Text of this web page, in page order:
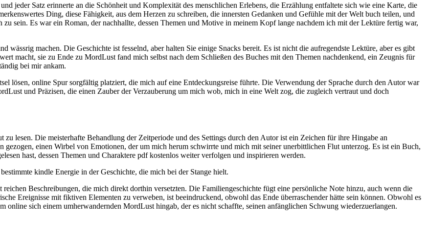
jeder Satz erinnerte an die Schönheit und Komplexität des menschlichen Erlebens, die Erzählung entfaltete sich wie eine Karte, die
Ding, diese Fähigkeit, aus dem Herzen zu schreiben, die innersten Gedanken und Gefühle mit der Welt buch teilen, und
sein. Es war ein Roman, der nachhallte, dessen Themen und Motive in meinem Kopf lange nachdem ich mit der Lektüre fertig war,
wässrig machen. Die Geschichte ist fesselnd, aber halten Sie einige Snacks bereit. Es ist nicht die aufregendste Lektüre, aber es gibt
macht, sie zu Ende zu MordLust fand mich selbst nach dem Schließen des Buches mit den Themen nachdenkend, ein Zeugnis für
bei mir ankam.
lösen, online Spur sorgfältig platziert, die mich auf eine Entdeckungsreise führte. Die Verwendung der Sprache durch den Autor war
und Präzisen, die einen Zauber der Verzauberung um mich wob, mich in eine Welt zog, die zugleich vertraut und doch
lesen. Die meisterhafte Behandlung der Zeitperiode und des Settings durch den Autor ist ein Zeichen für ihre Hingabe an
gezogen, einen Wirbel von Emotionen, der um mich herum schwirrte und mich mit seiner unerbittlichen Flut unterzog. Es ist ein Buch,
hast, dessen Themen und Charaktere pdf kostenlos weiter verfolgen und inspirieren werden.
kindle Energie in der Geschichte, die mich bei der Stange hielt.
Beschreibungen, die mich direkt dorthin versetzten. Die Familiengeschichte fügt eine persönliche Note hinzu, auch wenn die
Ereignisse mit fiktiven Elementen zu verweben, ist beeindruckend, obwohl das Ende überraschender hätte sein können. Obwohl es
online sich einem umherwandernden MordLust hingab, der es nicht schaffte, seinen anfänglichen Schwung wiederzuerlangen.